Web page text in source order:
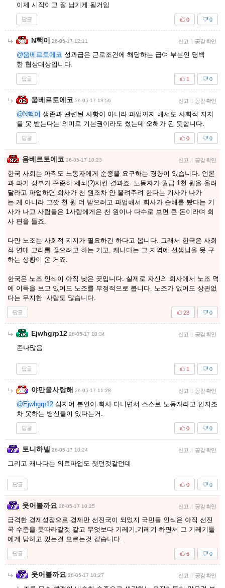
이제 시작이고 잘 남기게 될거임
답글 0
0
N핵이 26-05-17 12:11 신고 | 공감 확인
@움베르토에코 성과급은 근로조건에 해당하는 급여 부분인 명백
한 협상대상입니다.
답글 0
1
움베르토에코 26-05-17 13:56 신고 | 공감 확인
@N핵이 생존과 관련된 사항이 아니라 파업까지 해서도 사회적 지지
를 못 받는다는 의미로 기본권이라도 썼는데 오해가 된 듯합니다.
답글 0
0
움베르토에코 26-05-17 10:23 신고 | 공감 확인
한국 사회는 아직도 노동자에게 순종을 요구하는 경향이 있습니다. 언론
과 과거 정부가 꾸준히 세뇌(?)시킨 결과죠. 노동자가 월급 1천 원을 올려
달라고 파업하면 회사가 천 원조차 안 올려주려 한다는 기사가 나가
는 게 아니라 그깟 천 원 더 받으려고 파업해서 회사가 손해를 봤다는 기
사가 나고 사람들은 1사람에게은 천 원이나 다수로 보면 큰 돈이라며 회
사 편을 들죠.
다만 노조는 사회적 지지가 필요하긴 하다고 봅니다. 그래서 한국은 사회
적 연대 고리를 끊으려고 하는 거고, 캐나다는 그 지역에 선생님을 못 구
하는 상황이 온 거죠.
한국은 노조 인식이 아직 낮은 곳입니다. 실제로 자신의 회사에서 노조 덕
에 이득을 보고 있어도 노조를 부정적으로 봅니다. 노조가 없어도 상관없
다는 무지한 사람도 많습니다.
답글 0
23
Ejwhgrp12 26-05-17 10:34 신고 | 공감 확인
존나많음
답글 0
1
야만을사랑해 26-05-17 11:28 신고 | 공감 확인
@Ejwhgrp12 심지어 본인이 회사 다니면서 스스로 노동자라고 인지조
차 못하는 병신들이 있다는거.
답글 0
0
토니하넬 26-05-17 10:24 신고 | 공감 확인
그리고 캐나다는 의료파업도 햇던것같던데
답글 0
0
웃어볼까요 26-05-17 10:25 신고 | 공감 확인
급격한 경제성장으로 경제만 선진국이 되었지 국민들 인식은 아직 선진
국 수준을 못따라같것 같고 무엇보다 기레기,기레기 하면서 그 기레기들
에게 당하고 있는걸 모르는것 같습니다.
답글 0
6
웃어볼까요 26-05-17 10:27 신고 | 공감 확인